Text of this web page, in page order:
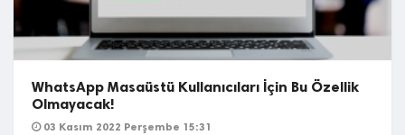
WhatsApp Masaüstü Kullanıcıları İçin Bu Özellik
Olmayacak!
03 Kasım 2022 Perşembe 15:31